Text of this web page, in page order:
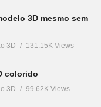
3D mesmo sem
3D 131.15K Views
colorido
3D 99.62K Views